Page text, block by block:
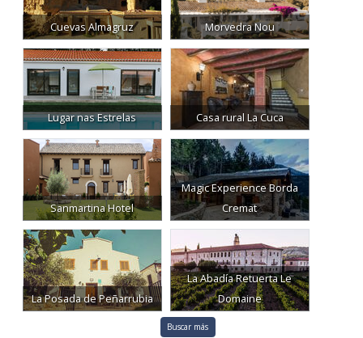
Cuevas Almagruz Morvedra Nou
Lugar nas Estrelas Casa rural La Cuca
Sanmartina Hotel
Magic Experience Borda
Cremat
La Posada de Peñarrubia
La Abadía Retuerta Le
Domaine
Buscar más